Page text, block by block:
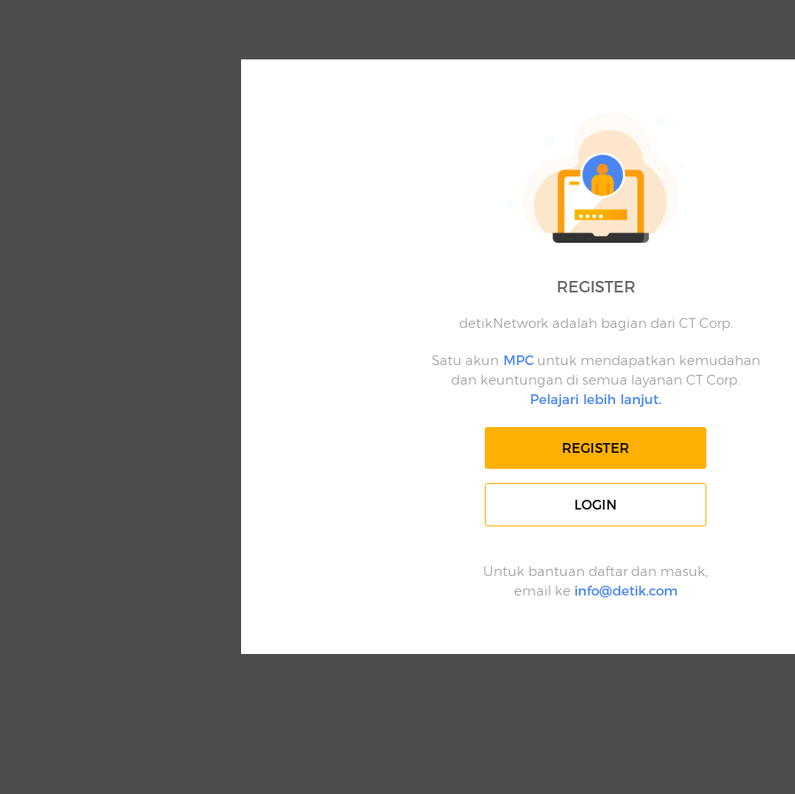
REGISTER
detikNetwork adalah bagian dari CT Corp.
Satu akun MPCuntuk mendapatkan kemudahan
dan keuntungan di semua layanan CT Corp.
Pelajari lebih lanjut.
REGISTER
LOGIN
Untuk bantuan daftar dan masuk,
email ke info@detik.com